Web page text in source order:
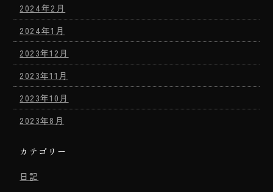
2024年2月
2024年1月
2023年12月
2023年11月
2023年10月
2023年8月
カテゴリー
日記